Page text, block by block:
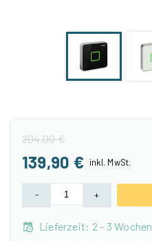
204,00 €
139,90 € inkl. MwSt.
- +
Lieferzeit: 2 - 3 Wochen